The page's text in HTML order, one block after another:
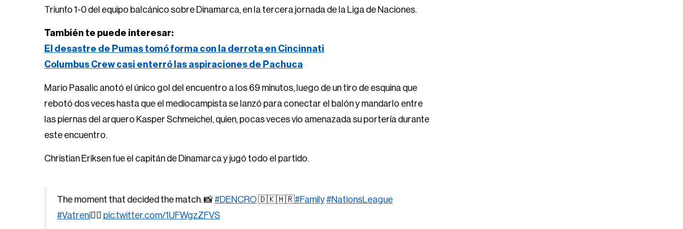
Triunfo 1-0 del equipo balcánico sobre Dinamarca, en la tercera jornada de la Liga de Naciones.
También te puede interesar:
El desastre de Pumas tomó forma con la derrota en Cincinnati
Columbus Crew casi enterró las aspiraciones de Pachuca
Mario Pasalic anotó el único gol del encuentro a los 69 minutos, luego de un tiro de esquina que
rebotó dos veces hasta que el mediocampista se lanzó para conectar el balón y mandarlo entre
las piernas del arquero Kasper Schmeichel, quien, pocas veces vio amenazada su portería durante
este encuentro.
Christian Eriksen fue el capitán de Dinamarca y jugó todo el partido.
The moment that decided the match. 📸#DENCRO🇩🇰🇭🇷#Family#NationsLeague
#Vatreni❤️‍🔥 pic.twitter.com/1UFWgzZFVS